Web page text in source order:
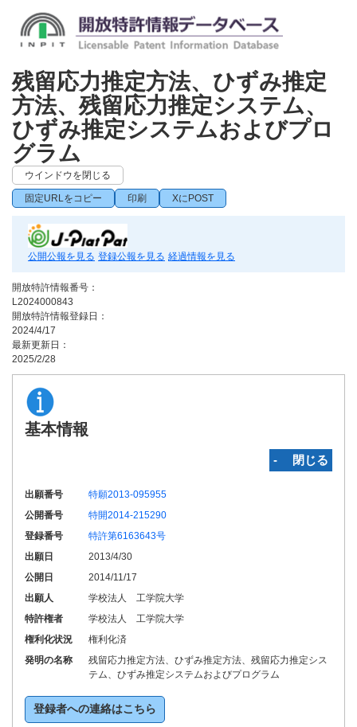
残留応力推定方法、ひずみ推定
方法、残留応力推定システム、
ひずみ推定システムおよびプロ
グラム
ウインドウを閉じる
固定URLをコピー 印刷 XにPOST
公開公報を見る 登録公報を見る 経過情報を見る
開放特許情報番号：
L2024000843
開放特許情報登録日：
2024/4/17
最新更新日：
2025/2/28
基本情報
‐ 閉じる
出願番号
特願2013-095955
公開番号
特開2014-215290
登録番号
特許第6163643号
出願日
2013/4/30
公開日
2014/11/17
出願人
学校法人 工学院大学
特許権者
学校法人 工学院大学
権利化状況
権利化済
発明の名称
残留応力推定方法、ひずみ推定方法、残留応力推定シス
テム、ひずみ推定システムおよびプログラム
登録者への連絡はこちら